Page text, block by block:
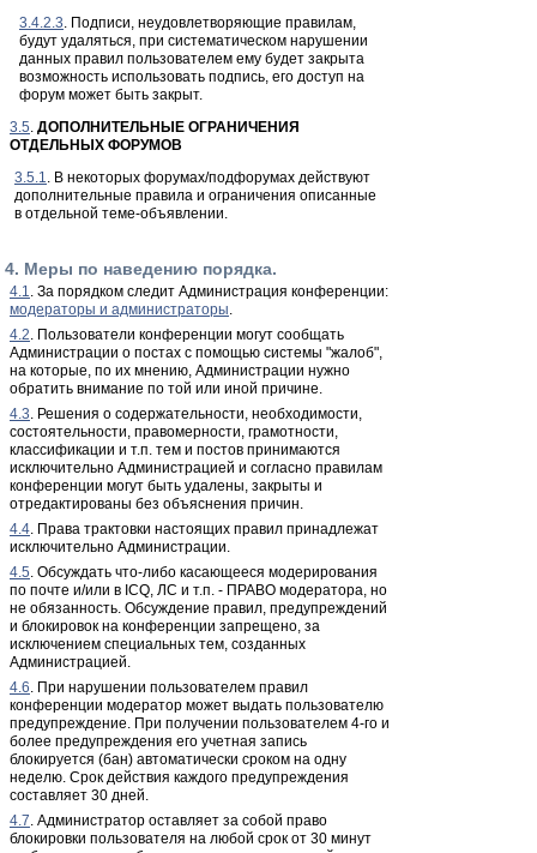
3.4.2.3. Подписи, неудовлетворяющие правилам,
будут удаляться, при систематическом нарушении
данных правил пользователем ему будет закрыта
возможность использовать подпись, его доступ на
форум может быть закрыт.
3.5. ДОПОЛНИТЕЛЬНЫЕ ОГРАНИЧЕНИЯ
ОТДЕЛЬНЫХ ФОРУМОВ
3.5.1. В некоторых форумах/подфорумах действуют
дополнительные правила и ограничения описанные
в отдельной теме-объявлении.
4. Меры по наведению порядка.
4.1. За порядком следит Администрация конференции:
модераторы и администраторы.
4.2. Пользователи конференции могут сообщать
Администрации о постах с помощью системы "жалоб",
на которые, по их мнению, Администрации нужно
обратить внимание по той или иной причине.
4.3. Решения о содержательности, необходимости,
состоятельности, правомерности, грамотности,
классификации и т.п. тем и постов принимаются
исключительно Администрацией и согласно правилам
конференции могут быть удалены, закрыты и
отредактированы без объяснения причин.
4.4. Права трактовки настоящих правил принадлежат
исключительно Администрации.
4.5. Обсуждать что-либо касающееся модерирования
по почте и/или в ICQ, ЛС и т.п. - ПРАВО модератора, но
не обязанность. Обсуждение правил, предупреждений
и блокировок на конференции запрещено, за
исключением специальных тем, созданных
Администрацией.
4.6. При нарушении пользователем правил
конференции модератор может выдать пользователю
предупреждение. При получении пользователем 4-го и
более предупреждения его учетная запись
блокируется (бан) автоматически сроком на одну
неделю. Срок действия каждого предупреждения
составляет 30 дней.
4.7. Администратор оставляет за собой право
блокировки пользователя на любой срок от 30 минут